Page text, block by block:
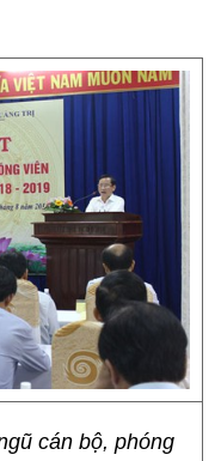
cán bộ, phóng